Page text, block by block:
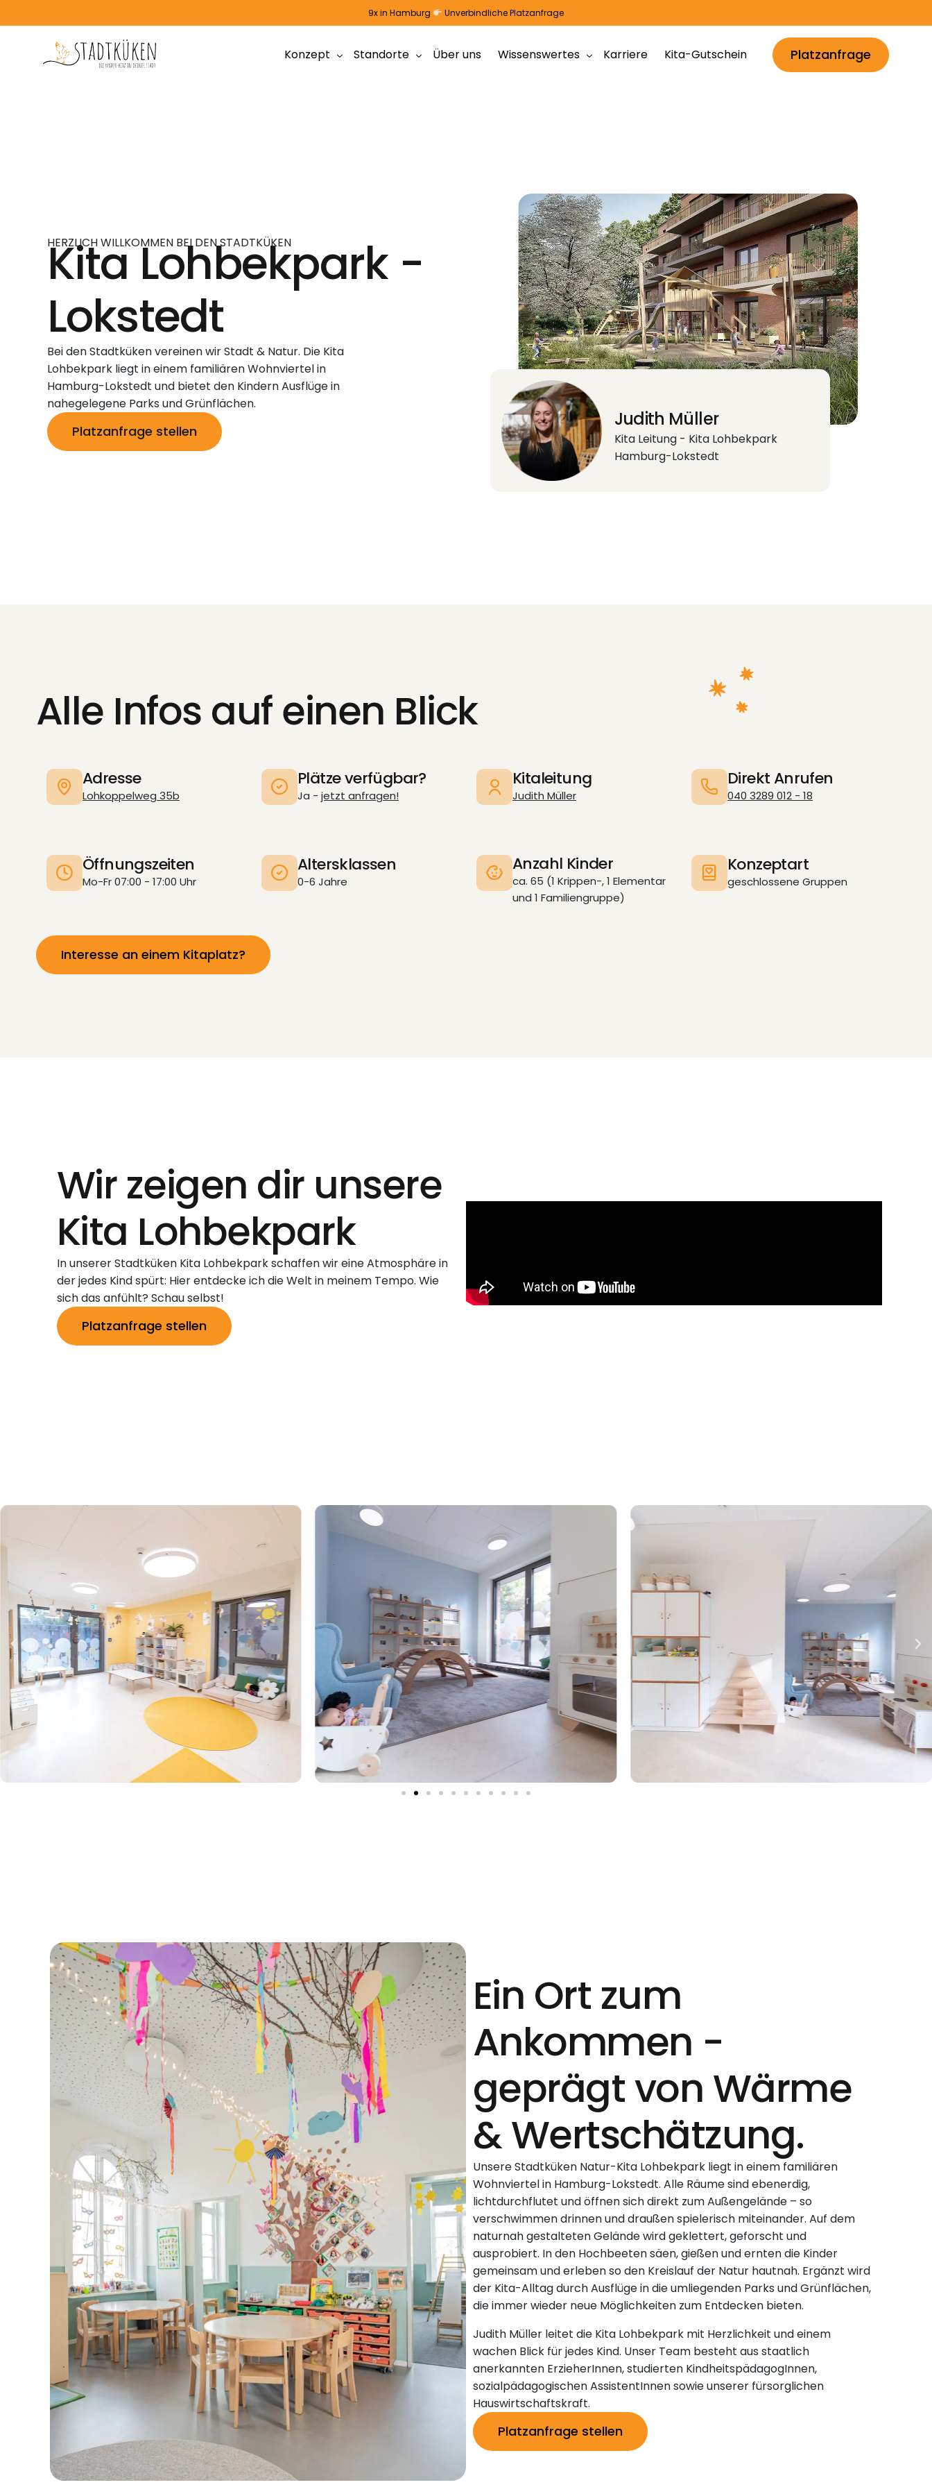
9x in Hamburg Unverbindliche Platzanfrage
Konzept Standorte
Blankenese – Kita Villa Blumenfeld
Lemsahl-Mellingstedt – Kita Treudelberg
Neugraben-Fischbek – Kita Baumpieper
Lokstedt – Kita Lohbekpark
Groß Borstel – Kita Johann’s Garten
Über uns Wissenswertes Karriere Kita-Gutschein Platzanfrage
HERZLICH WILLKOMMEN BEI DEN STADTKÜKEN
Kita Lohbekpark -
Lokstedt
Bei den Stadtküken vereinen wir Stadt & Natur. Die Kita
Lohbekpark liegt in einem familiären Wohnviertel in
Hamburg-Lokstedt und bietet den Kindern Ausflüge in
nahegelegene Parks und Grünflächen.
Platzanfrage stellen
Judith Müller
Kita Leitung - Kita Lohbekpark
Hamburg-Lokstedt
Alle Infos auf einen Blick
Adresse
Lohkoppelweg 35b
Plätze verfügbar?
Ja - jetzt anfragen!
Kitaleitung
Judith Müller
Direkt Anrufen
040 3289 012 - 18
Öffnungszeiten
Mo-Fr 07:00 - 17:00 Uhr
Altersklassen
0-6 Jahre
Anzahl Kinder
ca. 65 (1 Krippen-, 1 Elementar
und 1 Familiengruppe)
Konzeptart
geschlossene Gruppen
Interesse an einem Kitaplatz?
Wir zeigen dir unsere
Kita Lohbekpark
In unserer Stadtküken Kita Lohbekpark schaffen wir eine Atmosphäre in
der jedes Kind spürt: Hier entdecke ich die Welt in meinem Tempo. Wie
sich das anfühlt? Schau selbst!
Platzanfrage stellen
Ein Ort zum
Ankommen -
geprägt von Wärme
& Wertschätzung.
Unsere Stadtküken Natur-Kita Lohbekpark liegt in einem familiären
Wohnviertel in Hamburg-Lokstedt. Alle Räume sind ebenerdig,
lichtdurchflutet und öffnen sich direkt zum Außengelände – so
verschwimmen drinnen und draußen spielerisch miteinander. Auf dem
naturnah gestalteten Gelände wird geklettert, geforscht und
ausprobiert. In den Hochbeeten säen, gießen und ernten die Kinder
gemeinsam und erleben so den Kreislauf der Natur hautnah. Ergänzt wird
der Kita-Alltag durch Ausflüge in die umliegenden Parks und Grünflächen,
die immer wieder neue Möglichkeiten zum Entdecken bieten.
Judith Müller leitet die Kita Lohbekpark mit Herzlichkeit und einem
wachen Blick für jedes Kind. Unser Team besteht aus staatlich
anerkannten ErzieherInnen, studierten KindheitspädagogInnen,
sozialpädagogischen AssistentInnen sowie unserer fürsorglichen
Hauswirtschaftskraft.
Platzanfrage stellen